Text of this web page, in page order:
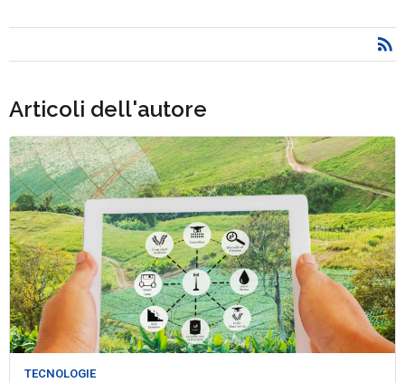
Articoli dell'autore
TECNOLOGIE